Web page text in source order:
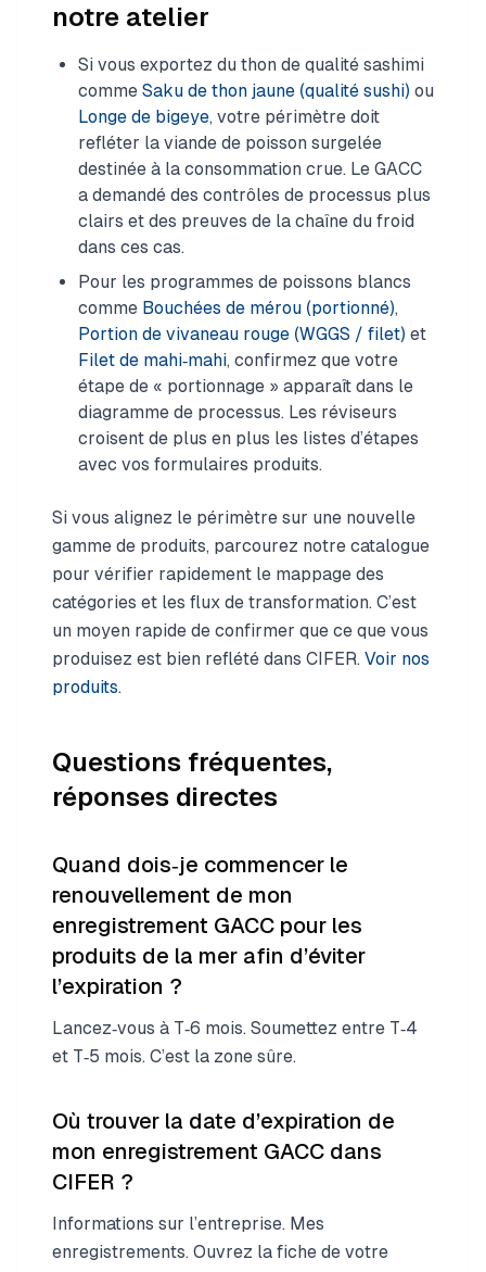
notre atelier
Si vous exportez du thon de qualité sashimi
comme Saku de thon jaune (qualité sushi) ou
Longe de bigeye, votre périmètre doit
refléter la viande de poisson surgelée
destinée à la consommation crue. Le GACC
a demandé des contrôles de processus plus
clairs et des preuves de la chaîne du froid
dans ces cas.
Pour les programmes de poissons blancs
comme Bouchées de mérou (portionné),
Portion de vivaneau rouge (WGGS / filet) et
Filet de mahi‑mahi, confirmez que votre
étape de « portionnage » apparaît dans le
diagramme de processus. Les réviseurs
croisent de plus en plus les listes d’étapes
avec vos formulaires produits.
Si vous alignez le périmètre sur une nouvelle
gamme de produits, parcourez notre catalogue
pour vérifier rapidement le mappage des
catégories et les flux de transformation. C’est
un moyen rapide de confirmer que ce que vous
produisez est bien reflété dans CIFER. Voir nos
produits.
Questions fréquentes,
réponses directes
Quand dois‑je commencer le
renouvellement de mon
enregistrement GACC pour les
produits de la mer afin d’éviter
l’expiration ?
Lancez‑vous à T‑6 mois. Soumettez entre T‑4
et T‑5 mois. C’est la zone sûre.
Où trouver la date d’expiration de
mon enregistrement GACC dans
CIFER ?
Informations sur l’entreprise. Mes
enregistrements. Ouvrez la fiche de votre